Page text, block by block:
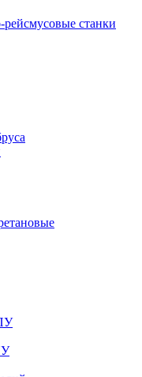
станки